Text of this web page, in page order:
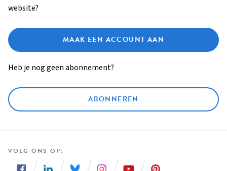
website?
MAAK EEN ACCOUNT AAN
Heb je nog geen abonnement?
ABONNEREN
VOLG ONS OP